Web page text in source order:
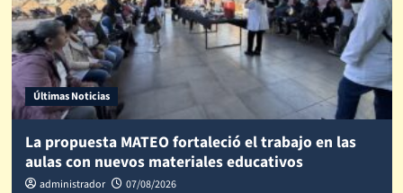
Últimas Noticias
La propuesta MATEO fortaleció el trabajo en las
aulas con nuevos materiales educativos
administrador 07/08/2026